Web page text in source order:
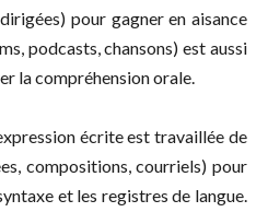
pour gagner en aisance
podcasts, chansons) est aussi
la compréhension orale.
écrite est travaillée de
compositions, courriels) pour
et les registres de langue.